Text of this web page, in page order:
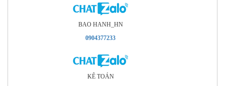
BAO HANH_HN
0904377233
KÊ TOÁN